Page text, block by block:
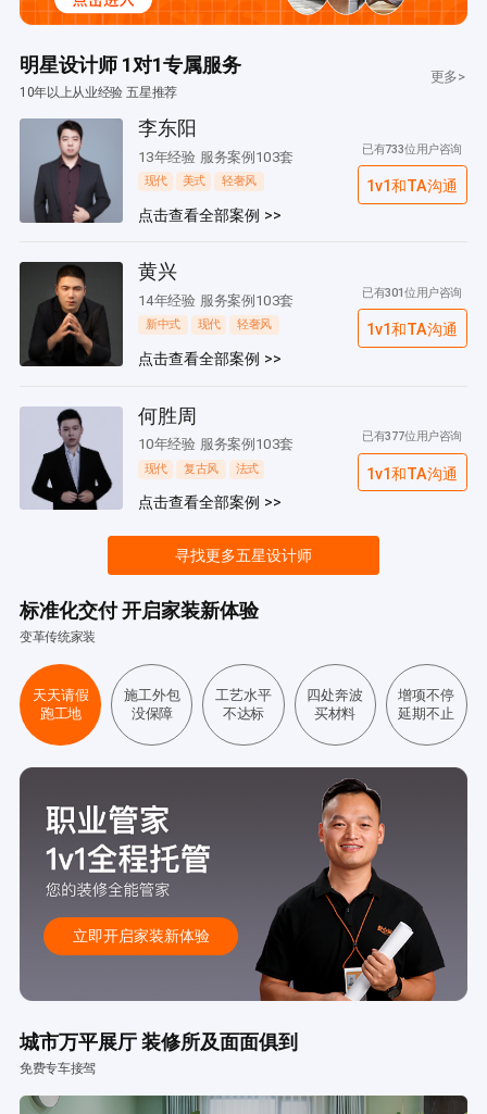
明星设计师 1对1专属服务
10年以上从业经验 五星推荐
更多>
李东阳
13年经验 服务案例103套
现代 美式 轻奢风
点击查看全部案例 >>
已有733位用户咨询
1v1和TA沟通
黄兴
14年经验 服务案例103套
新中式 现代 轻奢风
点击查看全部案例 >>
已有301位用户咨询
1v1和TA沟通
何胜周
10年经验 服务案例103套
现代 复古风 法式
点击查看全部案例 >>
已有377位用户咨询
1v1和TA沟通
寻找更多五星设计师
标准化交付 开启家装新体验
变革传统家装
天天请假
跑工地
施工外包
没保障
工艺水平
不达标
四处奔波
买材料
增项不停
延期不止
立即开启家装新体验
城市万平展厅 装修所及面面俱到
免费专车接驾